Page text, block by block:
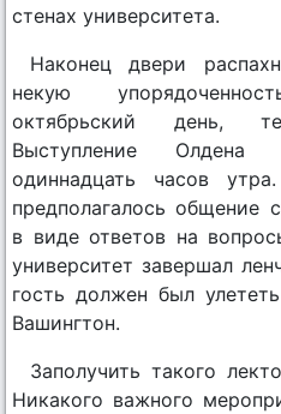
стенах университета.
Наконец двери
некую
октябрьский день,
Выступление
одиннадцать часов
предполагалось общение
в виде ответов на
университет завершал
гость должен был
Вашингтон.
Заполучить такого
Никакого важного